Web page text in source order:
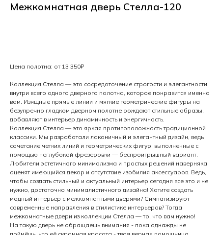
Межкомнатная дверь Стелла-120
Цена полотна: от 13 350₽
Коллекция Стелла — это сосредоточение строгости и элегантности
внутри всего одного дверного полотна, которое понравится именно
вам. Изящные прямые линии и мягкие геометрические фигуры на
безупречно гладком дверном полотне рождают стильные образы,
добавляют в интерьер динамичность и энергичность.
Коллекция Стелла — это яркая противоположность традиционной
классики. Мы разработали лаконичный и элегантный дизайн, ведь
сочетание четких линий и геометрических фигур, выполненные с
помощью неглубокой фрезеровки — беспроигрышный вариант.
Любители эстетичного минимализма и простых решений наверняка
оценят имеющийся декор и отсутствие изобилия аксессуаров. Ведь,
чтобы создать стильный и актуальный интерьер сегодня все это и не
нужно, достаточно минималистичного дизайна! Хотите создать
модный интерьер с межкомнатными дверями? Симпатизируют
современные направления в стилистике интерьеров? Тогда
межкомнатные двери из коллекции Стелла — то, что вам нужно!
На такую дверь не обращаешь внимания - пока однажды не